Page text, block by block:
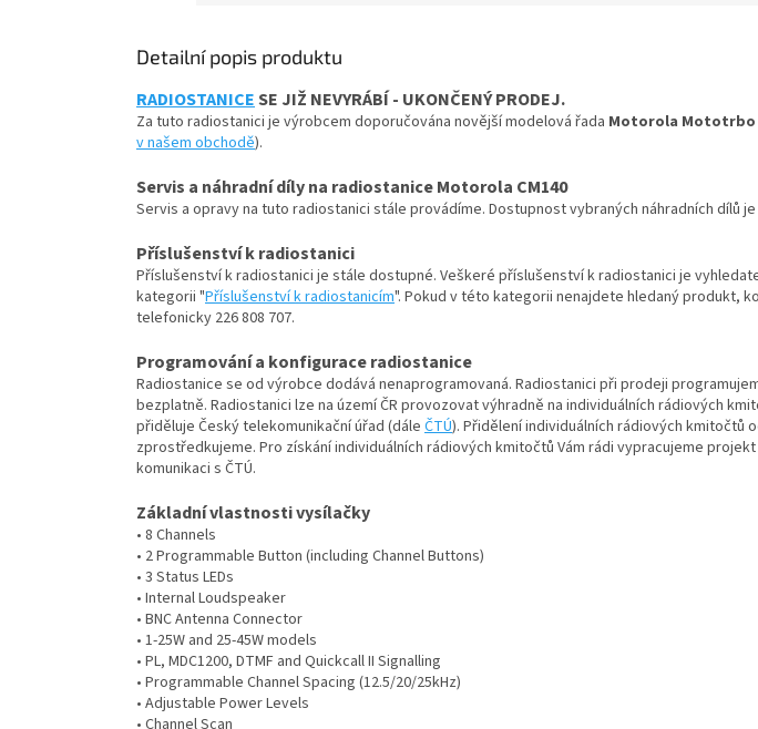
Detailní popis produktu
RADIOSTANICESE JIŽ NEVYRÁBÍ - UKONČENÝ PRODEJ.
Za tuto radiostanici je výrobcem doporučována novější modelová řada Motorola Mototrbo
v našem obchodě).
Servis a náhradní díly na radiostanice Motorola CM140
Servis a opravy na tuto radiostanici stále provádíme. Dostupnost vybraných náhradních dílů
Příslušenství k radiostanici
Příslušenství k radiostanici je stále dostupné. Veškeré příslušenství k radiostanici je
kategorii "Příslušenství k radiostanicím". Pokud v této kategorii nenajdete hledaný produkt,
telefonicky 226 808 707.
Programování a konfigurace radiostanice
Radiostanice se od výrobce dodává nenaprogramovaná. Radiostanici při prodeji
bezplatně. Radiostanici lze na území ČR provozovat výhradně na individuálních rádiových
přiděluje Český telekomunikační úřad (dále ČTÚ). Přidělení individuálních rádiových kmitočtů
zprostředkujeme. Pro získání individuálních rádiových kmitočtů Vám rádi vypracujeme
komunikaci s ČTÚ.
Základní vlastnosti vysílačky
• 8 Channels
• 2 Programmable Button (including Channel Buttons)
• 3 Status LEDs
• Internal Loudspeaker
• BNC Antenna Connector
• 1-25W and 25-45W models
• PL, MDC1200, DTMF and Quickcall II Signalling
• Programmable Channel Spacing (12.5/20/25kHz)
• Adjustable Power Levels
• Channel Scan